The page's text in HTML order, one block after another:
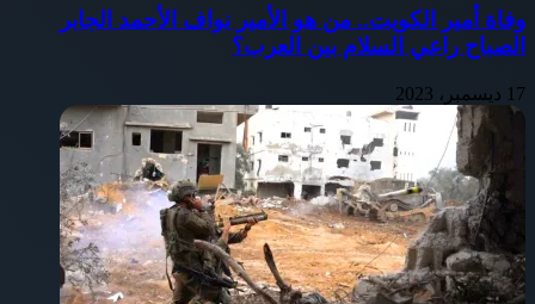
وفاة أمير الكويت.. من هو الأمير نواف الأحمد الجابر
الصباح راعي السلام بين العرب؟
17 ديسمبر، 2023